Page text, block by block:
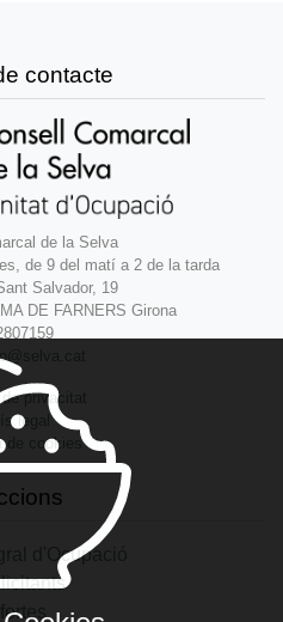
contacte
de la Selva
de 9 del matí a 2 de la tarda
Salvador, 19
DE FARNERS Girona
privacitat
legal
de cookies
d'Ocupació